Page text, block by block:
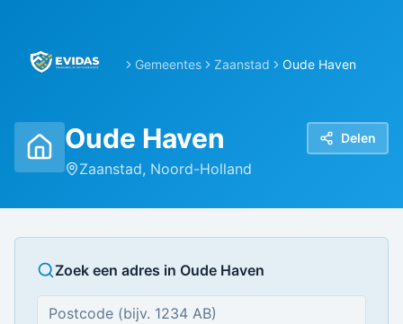
Gemeentes Zaanstad Oude Haven
Oude Haven
Zaanstad, Noord-Holland
Delen
Zoek een adres in Oude Haven